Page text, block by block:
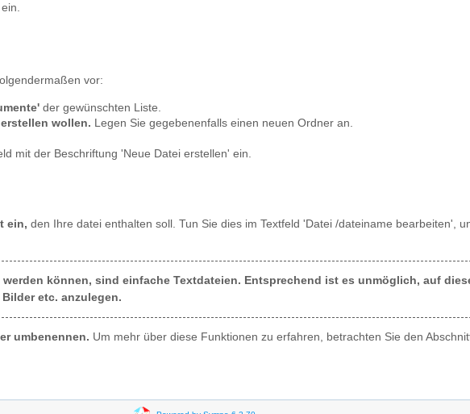
vor:
der gewünschten Liste.
wollen. Legen Sie gegebenenfalls einen neuen Ordner an.
mit der Beschriftung 'Neue Datei erstellen' ein.
ein, den Ihre datei enthalten soll. Tun Sie dies im Textfeld 'Datei /dateiname bearbeiten',
können, sind einfache Textdateien. Entsprechend ist es unmöglich, auf
Bilder etc. anzulegen.
umbenennen. Um mehr über diese Funktionen zu erfahren, betrachten Sie den